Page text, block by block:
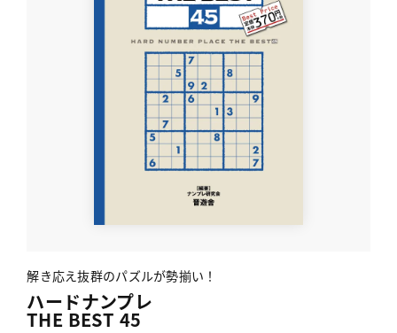
解き応え抜群のパズルが勢揃い！
ハードナンプレ
THE BEST 45